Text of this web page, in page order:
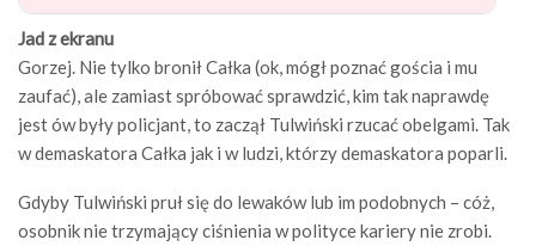
Jad z ekranu
Gorzej. Nie tylko bronił Całka (ok, mógł poznać gościa i mu
zaufać), ale zamiast spróbować sprawdzić, kim tak naprawdę
jest ów były policjant, to zaczął Tulwiński rzucać obelgami. Tak
w demaskatora Całka jak i w ludzi, którzy demaskatora poparli.
Gdyby Tulwiński pruł się do lewaków lub im podobnych – cóż,
osobnik nie trzymający ciśnienia w polityce kariery nie zrobi.